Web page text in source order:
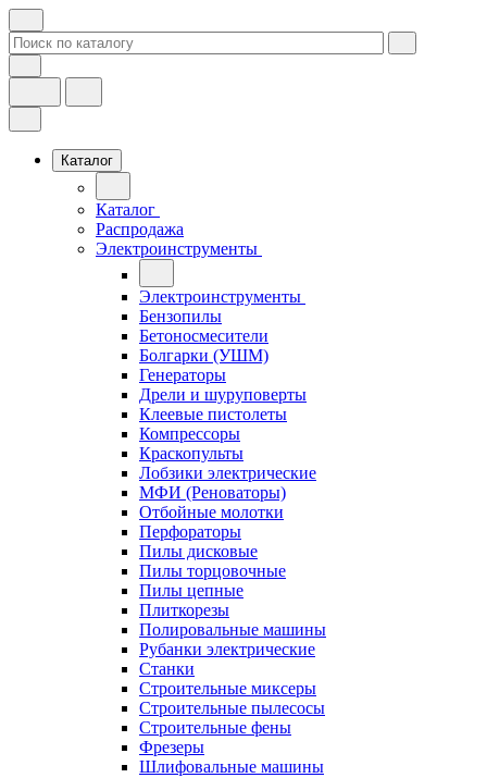
Каталог
Каталог
Распродажа
Электроинструменты
Электроинструменты
Бензопилы
Бетоносмесители
Болгарки (УШМ)
Генераторы
Дрели и шуруповерты
Клеевые пистолеты
Компрессоры
Краскопульты
Лобзики электрические
МФИ (Реноваторы)
Отбойные молотки
Перфораторы
Пилы дисковые
Пилы торцовочные
Пилы цепные
Плиткорезы
Полировальные машины
Рубанки электрические
Станки
Строительные миксеры
Строительные пылесосы
Строительные фены
Фрезеры
Шлифовальные машины